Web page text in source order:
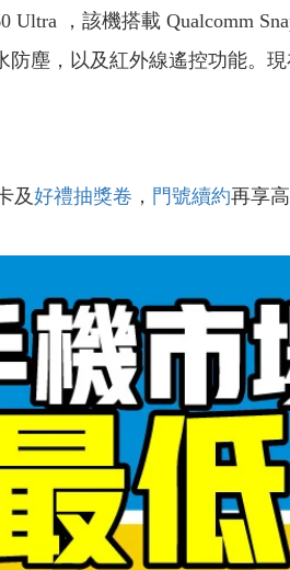
，該機搭載 Qualcomm
塵，以及紅外線遙控功能。
及好禮抽獎卷 ， 門號續約再享